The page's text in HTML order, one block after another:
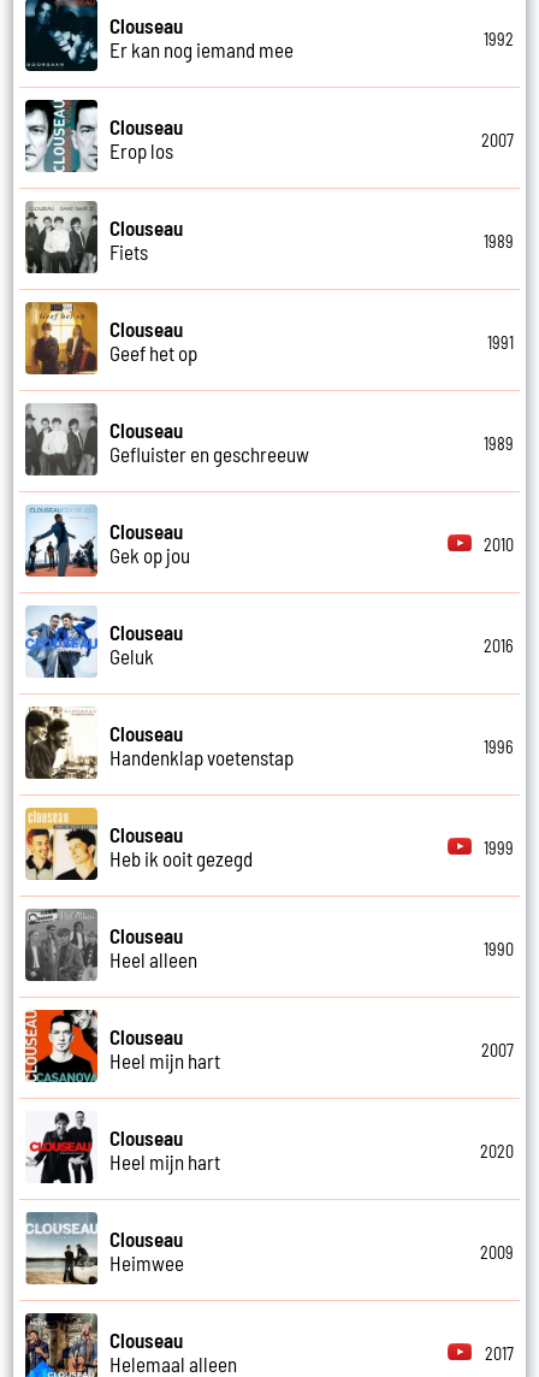
Clouseau
Er kan nog iemand mee
1992
Clouseau
Erop los
2007
Clouseau
Fiets
1989
Clouseau
Geef het op
1991
Clouseau
Gefluister en geschreeuw
1989
Clouseau
Gek op jou
2010
Clouseau
Geluk
2016
Clouseau
Handenklap voetenstap
1996
Clouseau
Heb ik ooit gezegd
1999
Clouseau
Heel alleen
1990
Clouseau
Heel mijn hart
2007
Clouseau
Heel mijn hart
2020
Clouseau
Heimwee
2009
Clouseau
Helemaal alleen
2017